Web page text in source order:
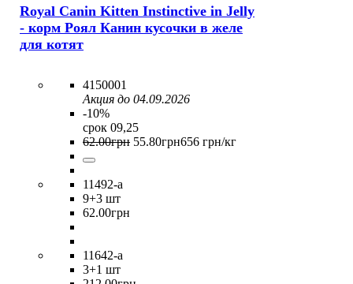
Royal Canin Kitten Instinctive in Jelly
- корм Роял Канин кусочки в желе
для котят
4150001
Акция до 04.09.2026
-10%
срок 09,25
62.00грн 55.80грн656 грн/кг
11492-a
9+3 шт
62.00грн
11642-a
3+1 шт